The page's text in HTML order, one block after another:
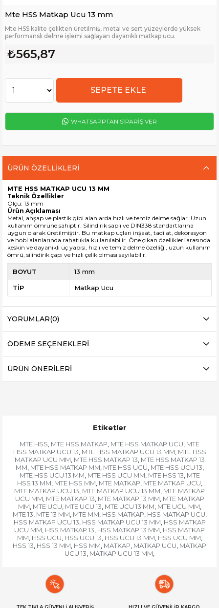
Mte HSS Matkap Ucu 13 mm
Mte HSS kalite çelikten üretilmiş, metal ve sert yüzeylerde yüksek
performanslı delme işlemi sağlayan dayanıklı matkap ucu.
₺565,87
WHATSAPPTAN SİPARİŞ VER
ÜRÜN ÖZELLIKLERI
MTE HSS MATKAP UCU 13 MM
Teknik Özellikler
Ölçü: 13 mm
Ürün Açıklaması
Metal, ahşap ve plastik gibi alanlarda hızlı ve temiz delme sağlar. Uzun
kullanım ömrüne sahiptir. Silindirik saplı ve DIN338 standartlarına
uygun olarak üretilmiştir. Bu matkap uçları inşaat, tadilat, dekorasyon
ve hobi alanlarında rahatlıkla kullanılabilir. Öne çıkan özellikleri arasında
keskin ve dayanıklı uç yapısı, hızlı ve temiz delme özelliği, uzun kullanım
ömrü, silindirik çapı ve hızlı çelik olması sayılabilir.
BOYUT 13 mm
TİP Matkap Ucu
YORUMLAR(0)
ÖDEME SEÇENEKLERI
ÜRÜN ÖNERILERI
Etiketler
MTE HSS MTE HSS MATKAP MTE HSS MATKAP UCU MTE
HSS MATKAP UCU 13 MTE HSS MATKAP UCU 13 MM MTE HSS
MATKAP UCU MM MTE HSS MATKAP 13 MTE HSS MATKAP 13
MM MTE HSS MATKAP MM MTE HSS UCU MTE HSS UCU 13
MTE HSS UCU 13 MM MTE HSS UCU MM MTE HSS 13 MTE
HSS 13 MM MTE HSS MM MTE MATKAP MTE MATKAP UCU
MTE MATKAP UCU 13 MTE MATKAP UCU 13 MM MTE MATKAP
UCU MM MTE MATKAP 13 MTE MATKAP 13 MM MTE MATKAP
MM MTE UCU MTE UCU 13 MTE UCU 13 MM MTE UCU MM
MTE 13 MTE 13 MM MTE MM HSS MATKAP HSS MATKAP UCU
HSS MATKAP UCU 13 HSS MATKAP UCU 13 MM HSS MATKAP
UCU MM HSS MATKAP 13 HSS MATKAP 13 MM HSS MATKAP
MM HSS UCU HSS UCU 13 HSS UCU 13 MM HSS UCU MM
HSS 13 HSS 13 MM HSS MM MATKAP MATKAP UCU MATKAP
UCU 13 MATKAP UCU 13 MM